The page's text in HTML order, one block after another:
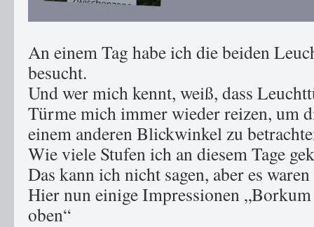
An einem Tag habe ich die beiden
besucht.
Und wer mich kennt, weiß, dass
Türme mich immer wieder reizen, um
einem anderen Blickwinkel zu
Wie viele Stufen ich an diesem Tage
Das kann ich nicht sagen, aber es
Hier nun einige Impressionen
oben“